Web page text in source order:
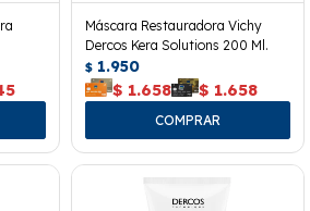
Máscara Restauradora Vichy
Dercos Kera Solutions 200 Ml.
$ 1.950
$ 1.658 $ 1.658